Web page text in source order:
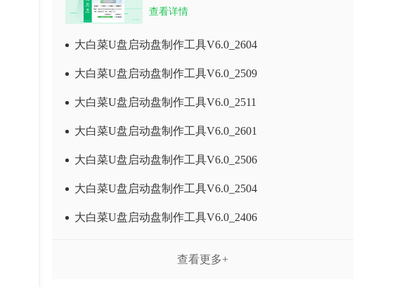
查看详情
大白菜U盘启动盘制作工具V6.0_2604
大白菜U盘启动盘制作工具V6.0_2509
大白菜U盘启动盘制作工具V6.0_2511
大白菜U盘启动盘制作工具V6.0_2601
大白菜U盘启动盘制作工具V6.0_2506
大白菜U盘启动盘制作工具V6.0_2504
大白菜U盘启动盘制作工具V6.0_2406
查看更多+